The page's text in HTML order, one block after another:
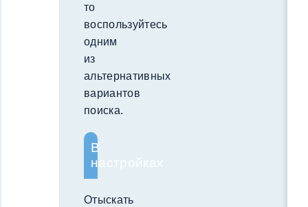
то
воспользуйтесь
одним
из
альтернативных
вариантов
поиска.
В
настройках
Отыскать